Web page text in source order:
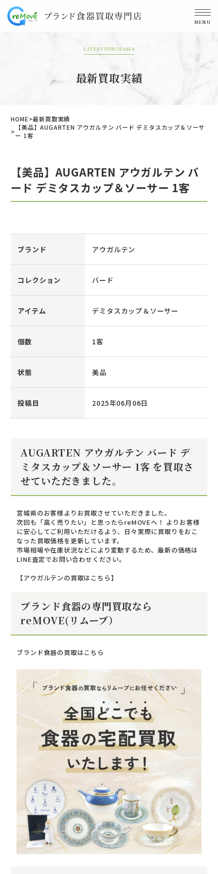
MENU
LATEST PURCHASES
最新買取実績
HOME
最新買取実績
【美品】AUGARTEN アウガルテン バード デミタスカップ＆ソーサ
ー 1客
【美品】AUGARTEN アウガルテン バ
ード デミタスカップ＆ソーサー 1客
ブランド アウガルテン
コレクション バード
アイテム デミタスカップ＆ソーサー
個数 1客
状態 美品
投稿日 2025年06月06日
AUGARTEN アウガルテン バード デ
ミタスカップ＆ソーサー 1客 を買取さ
せていただきました。
宮城県のお客様よりお買取させていただきました。
次回も「高く売りたい」と思ったらreMOVEへ！ よりお客様
に安心してご利用いただけるよう、日々実際に買取りをおこ
なった買取価格を更新しています。
市場相場や在庫状況などにより変動するため、最新の価格は
LINE査定でお問い合わせください。
【アウガルテンの買取はこちら】
ブランド食器の専門買取なら
reMOVE(リムーブ）
ブランド食器の買取はこちら